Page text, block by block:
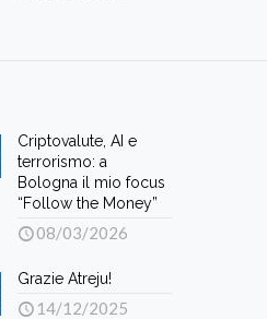
Criptovalute, AI e
terrorismo: a
Bologna il mio focus
“Follow the Money”
08/03/2026
Grazie Atreju!
14/12/2025